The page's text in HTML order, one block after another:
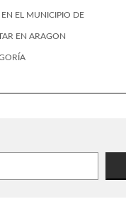
EL MUNICIPIO DE
EN ARAGON